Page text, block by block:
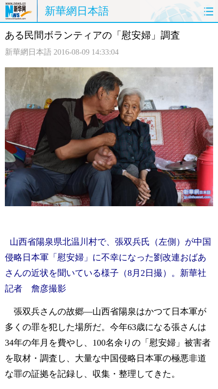
新華網日本語
ホームページ 政治 経済
観光 評論 写真
中日対訳
ある民間ボランティアの「慰安婦」調査
新華網日本語 2016-08-09 14:33:04
山西省陽泉県北温川村で、張双兵氏（左側）が中国
侵略日本軍「慰安婦」に不幸になった劉改連おばあ
さんの近状を聞いている様子（8月2日撮）。新華社
記者 詹彦撮影
張双兵さんの故郷―山西省陽泉はかつて日本軍が
多くの罪を犯した場所だ。今年63歳になる張さんは
34年の年月を費やし、100名余りの「慰安婦」被害者
を取材・調査し、大量な中国侵略日本軍の極悪非道
な罪の証拠を記録し、収集・整理してきた。